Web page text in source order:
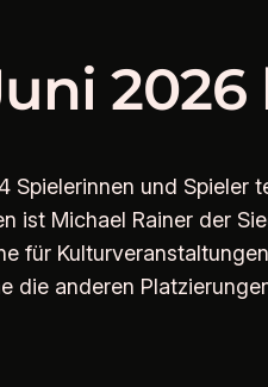
und Spieler
ist Michael Rainer der
für
die anderen